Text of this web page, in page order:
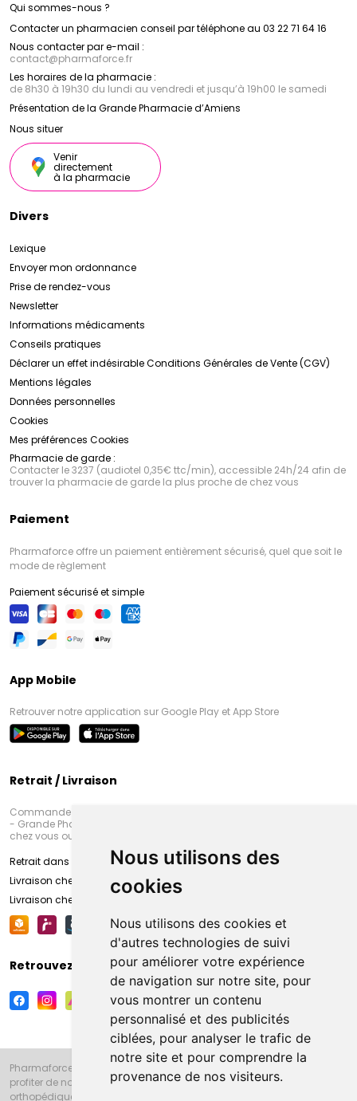
Nous utilisons des
cookies
Nous utilisons des cookies et
d'autres technologies de suivi
pour améliorer votre expérience
de navigation sur notre site, pour
vous montrer un contenu
personnalisé et des publicités
ciblées, pour analyser le trafic de
notre site et pour comprendre la
provenance de nos visiteurs.
Qui sommes-nous ?
Contacter un pharmacien conseil par téléphone au 03 22 71 64 16
Nous contacter par e-mail :
contact@pharmaforce.fr
Les horaires de la pharmacie :
de 8h30 à 19h30 du lundi au vendredi et jusqu’à 19h00 le samedi
Présentation de la Grande Pharmacie d’Amiens
Nous situer
Venir
directement
à la pharmacie
Divers
Lexique
Envoyer mon ordonnance
Prise de rendez-vous
Newsletter
Informations médicaments
Conseils pratiques
Déclarer un effet indésirableConditions Générales de Vente (CGV)
Mentions légales
Données personnelles
Cookies
Mes préférences Cookies
Pharmacie de garde :
Contacter le 3237 (audiotel 0,35€ ttc/min), accessible 24h/24 afin de
trouver la pharmacie de garde la plus proche de chez vous
Paiement
Pharmaforce offre un paiement entièrement sécurisé, quel que soit le
mode de règlement
Paiement sécurisé et simple
App Mobile
Retrouver notre application sur Google Play et App Store
Retrait / Livraison
Commandez en ligne et venez chercher votre commande à Amiens
- Grande Pharmacie d’Amiens (Fachon) ou recevez-là rapidement
chez vous ou en point retrait
Retrait dans la pharmacie d’Amiens
Livraison chez vous
Livraison chez votre commerçant
Retrouvez-nous sur vos réseaux sociaux
Pharmaforce.fr et la Grande Pharmacie d’Amiens vous souhaitent de
profiter de notre accueil, de nos conseils pharmaceutiques,
orthopédiques, homéopathiques, parapharmaceutiques, beauté et